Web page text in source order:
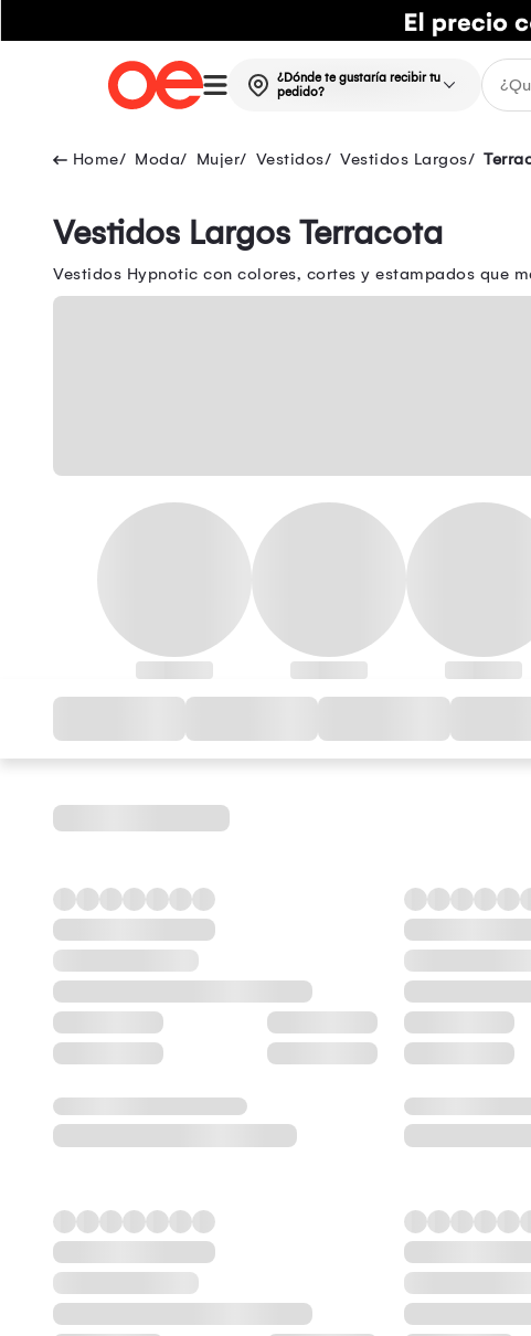
¿Dónde te gustaría recibir tu
pedido?
Moda Mujer Vestidos Vestidos Largos
Vestidos Largos Terracota
Vestidos Hypnotic con colores, cortes y estampados que